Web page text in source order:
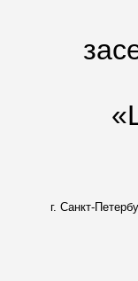
г. Санкт-